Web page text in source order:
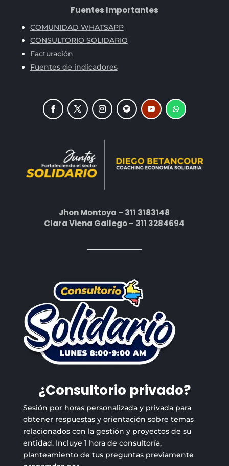
Fuentes Importantes
COMUNIDAD WHATSAPP
CONSULTORIO SOLIDARIO
Facturación
Fuentes de indicadores
Jhon Montoya – 311 3183148
Clara Viena Gallego – 311 3284694
¿Consultorio privado?
Sesión por horas personalizada y privada para
obtener respuestas y orientación sobre temas
relacionados con la gestión y proyectos de su
entidad. Incluye 1 hora de consultoría,
planteamiento de tus preguntas previamente